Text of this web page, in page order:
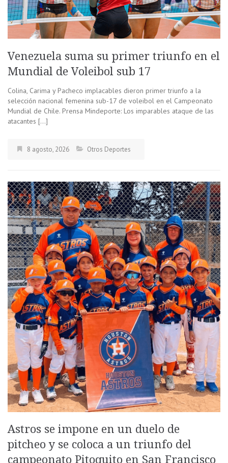
Venezuela suma su primer triunfo en el
Mundial de Voleibol sub 17
Colina, Carima y Pacheco implacables dieron primer triunfo a la
selección nacional femenina sub-17 de voleibol en el Campeonato
Mundial de Chile. Prensa Mindeporte: Los imparables ataque de las
atacantes […]
8 agosto, 2026 Otros Deportes
Astros se impone en un duelo de
pitcheo y se coloca a un triunfo del
campeonato Pitoquito en San Francisco